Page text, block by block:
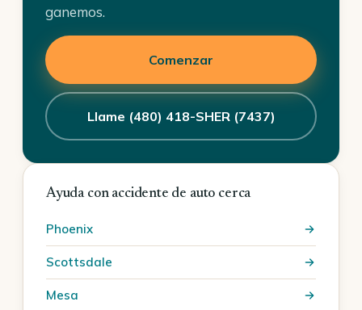
ganemos.
Comenzar
Llame (480) 418-SHER (7437)
Ayuda con accidente de auto cerca
Phoenix
Scottsdale
Mesa